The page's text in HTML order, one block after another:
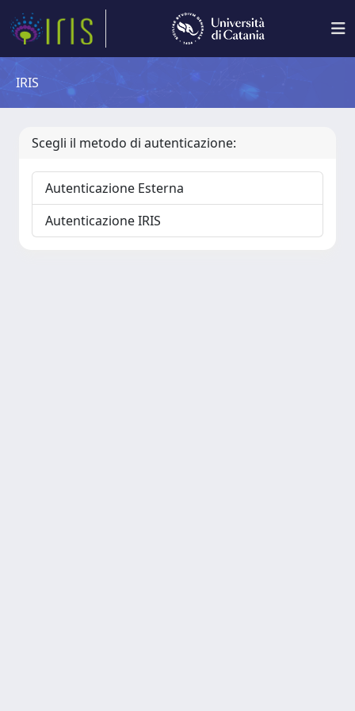
IRIS
Scegli il metodo di autenticazione:
Autenticazione Esterna
Autenticazione IRIS